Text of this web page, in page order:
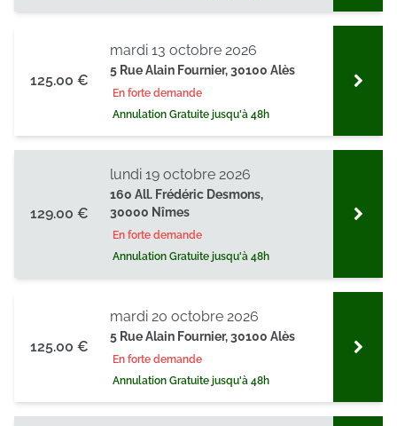
125.00 €
5 Rue Alain Fournier, 30100 Alès
En forte demande
Annulation Gratuite jusqu'à 48h
mardi 13 octobre 2026
129.00 €
160 All. Frédéric Desmons,
30000 Nîmes
En forte demande
Annulation Gratuite jusqu'à 48h
lundi 19 octobre 2026
125.00 €
5 Rue Alain Fournier, 30100 Alès
En forte demande
Annulation Gratuite jusqu'à 48h
mardi 20 octobre 2026